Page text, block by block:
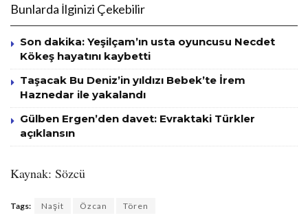
Bunlarda İlginizi Çekebilir
Son dakika: Yeşilçam’ın usta oyuncusu Necdet
Kökeş hayatını kaybetti
Taşacak Bu Deniz’in yıldızı Bebek’te İrem
Haznedar ile yakalandı
Gülben Ergen’den davet: Evraktaki Türkler
açıklansın
Kaynak: Sözcü
Tags: Naşit Özcan Tören